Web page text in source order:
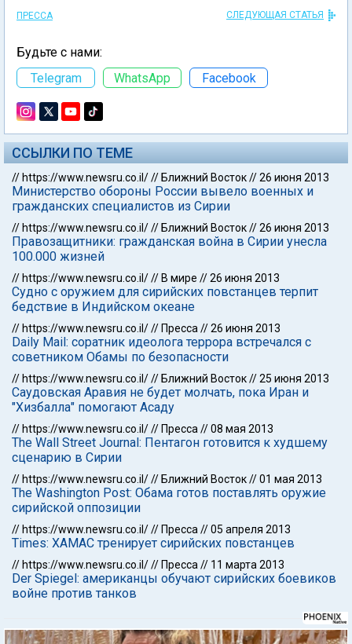
ПРЕССА СЛЕДУЮЩАЯ СТАТЬЯ
Будьте с нами:
Telegram
WhatsApp Facebook
ССЫЛКИ ПО ТЕМЕ
// https://www.newsru.co.il/// Ближний Восток//26 июня 2013
Министерство обороны России вывело военных и
гражданских специалистов из Сирии
// https://www.newsru.co.il/// Ближний Восток//26 июня 2013
Правозащитники: гражданская война в Сирии унесла
100.000 жизней
// https://www.newsru.co.il/// В мире //26 июня 2013
Судно с оружием для сирийских повстанцев терпит
бедствие в Индийском океане
// https://www.newsru.co.il/// Пресса //26 июня 2013
Daily Mail: соратник идеолога террора встречался с
советником Обамы по безопасности
// https://www.newsru.co.il/// Ближний Восток//25 июня 2013
Саудовская Аравия не будет молчать, пока Иран и
"Хизбалла" помогают Асаду
// https://www.newsru.co.il/// Пресса //08 мая 2013
The Wall Street Journal: Пентагон готовится к худшему
сценарию в Сирии
// https://www.newsru.co.il/// Ближний Восток//01 мая 2013
The Washington Post: Обама готов поставлять оружие
сирийской оппозиции
// https://www.newsru.co.il/// Пресса //05 апреля 2013
Times: ХАМАС тренирует сирийских повстанцев
// https://www.newsru.co.il/// Пресса // 11 марта 2013
Der Spiegel: американцы обучают сирийских боевиков
войне против танков